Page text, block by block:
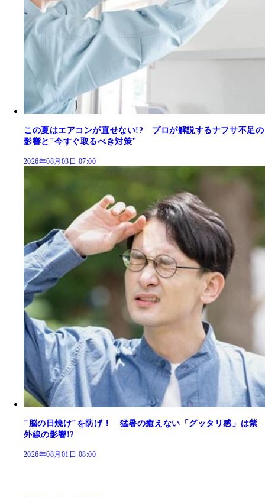
この夏はエアコンが直せない!? プロが解説するナフサ不足の
影響と"今すぐ取るべき対策"
2026年08月03日 07:00
"脳の日焼け"を防げ！ 猛暑の癒えない「グッタリ感」は紫
外線の影響!?
2026年08月01日 08:00